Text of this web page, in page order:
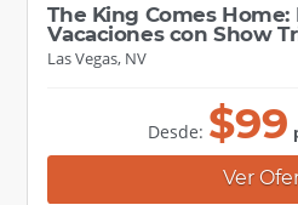
The King Comes Home:
Vacaciones con Show
Las Vegas, NV
Desde: $99
Ver